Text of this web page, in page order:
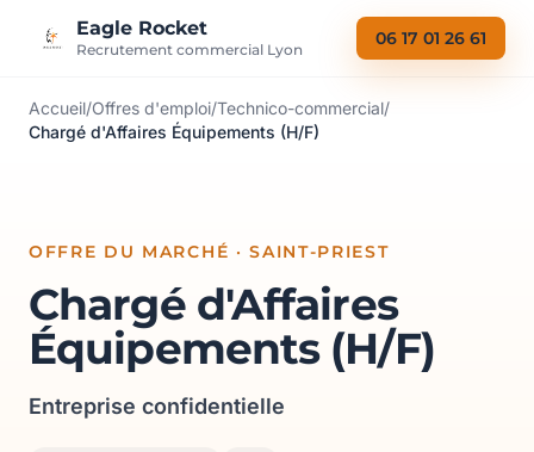
Eagle Rocket
Recrutement commercial Lyon
06 17 01 26 61
Accueil/Offres d'emploi/Technico-commercial/
Chargé d'Affaires Équipements (H/F)
OFFRE DU MARCHÉ · SAINT-PRIEST
Chargé d'Affaires
Équipements (H/F)
Entreprise confidentielle